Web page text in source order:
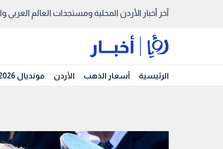
آخر أخبار الأردن المحلية ومستجدات العالم العربي
الرئيسية أسعار الذهب الأردن مونديال 2026